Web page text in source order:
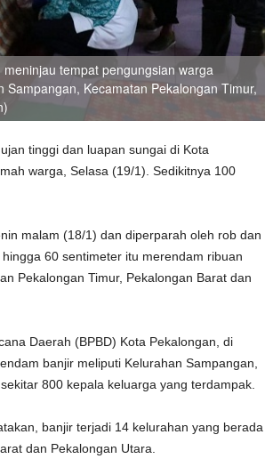
tempat pengungsian warga
Kecamatan Pekalongan Timur,
tinggi dan luapan sungai di Kota
warga, Selasa (19/1). Sedikitnya 100
malam (18/1) dan diperparah oleh rob dan
60 sentimeter itu merendam ribuan
Pekalongan Timur, Pekalongan Barat dan
Daerah (BPBD) Kota Pekalongan, di
banjir meliputi Kelurahan Sampangan,
800 kepala keluarga yang terdampak.
banjir terjadi 14 kelurahan yang berada
dan Pekalongan Utara.